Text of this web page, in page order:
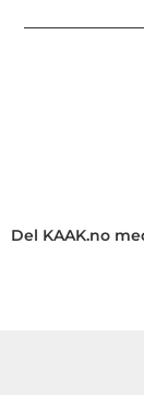
Del KAAK.no